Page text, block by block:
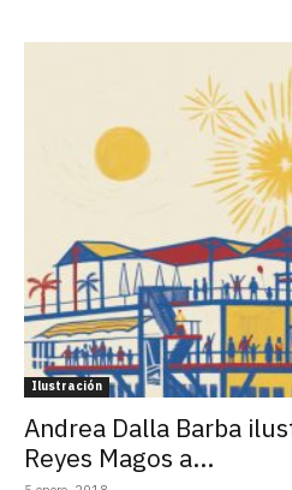
Ilustración
Andrea Dalla Barba
Reyes Magos a...